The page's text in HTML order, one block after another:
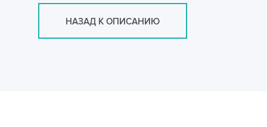
НАЗАД К ОПИСАНИЮ